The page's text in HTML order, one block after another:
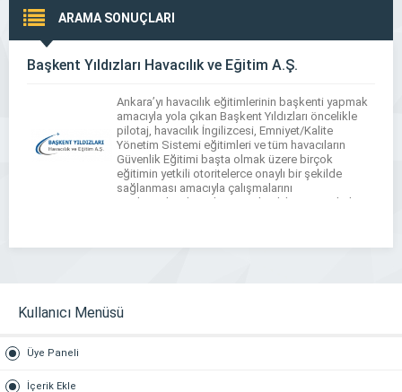
ARAMA SONUÇLARI
Başkent Yıldızları Havacılık ve Eğitim A.Ş.
Ankara’yı havacılık eğitimlerinin başkenti yapmak
amacıyla yola çıkan Başkent Yıldızları öncelikle
pilotaj, havacılık İngilizcesi, Emniyet/Kalite
Yönetim Sistemi eğitimleri ve tüm havacıların
Güvenlik Eğitimi başta olmak üzere birçok
eğitimin yetkili otoritelerce onaylı bir şekilde
sağlanması amacıyla çalışmalarını
sürdürmektedir. Ankara merkezli bir uçuş okulu
[…]
Kullanıcı Menüsü
Üye Paneli
İçerik Ekle